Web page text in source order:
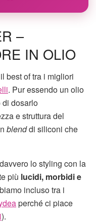
–
IN OLIO
best of tra i migliori
. Pur essendo un olio
di dosarlo
e struttura del
blenddi siliconi che
lo styling con la
più lucidi, morbidi e
incluso tra i
perché ci piace
).